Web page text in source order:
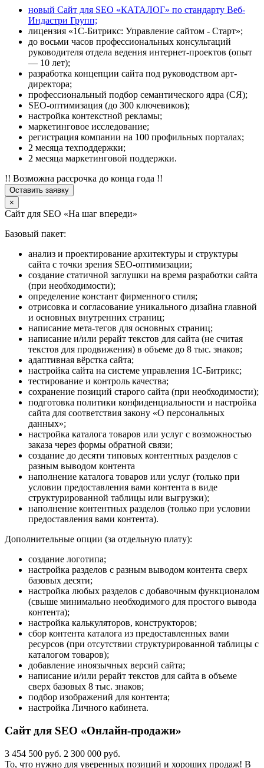
новый Сайт для SEO «КАТАЛОГ» по стандарту Веб-
Индастри Групп;
лицензия «1С-Битрикс: Управление сайтом - Старт»;
до восьми часов профессиональных консультаций
руководителя отдела ведения интернет-проектов (опыт
— 10 лет);
разработка концепции сайта под руководством арт-
директора;
профессиональный подбор семантического ядра (СЯ);
SEO-оптимизация (до 300 ключевиков);
настройка контекстной рекламы;
маркетинговое исследование;
регистрация компании на 100 профильных порталах;
2 месяца техподдержки;
2 месяца маркетинговой поддержки.
!! Возможна рассрочка до конца года !!
Оставить заявку
×
Сайт для SEO «На шаг впереди»
Базовый пакет:
анализ и проектирование архитектуры и структуры
сайта с точки зрения SEO-оптимизации;
создание статичной заглушки на время разработки сайта
(при необходимости);
определение констант фирменного стиля;
отрисовка и согласование уникального дизайна главной
и основных внутренних страниц;
написание мета-тегов для основных страниц;
написание и/или рерайт текстов для сайта (не считая
текстов для продвижения) в объеме до 8 тыс. знаков;
адаптивная вёрстка сайта;
настройка сайта на системе управления 1С-Битрикс;
тестирование и контроль качества;
сохранение позиций старого сайта (при необходимости);
подготовка политики конфиденциальности и настройка
сайта для соответствия закону «О персональных
данных»;
настройка каталога товаров или услуг с возможностью
заказа через формы обратной связи;
создание до десяти типовых контентных разделов с
разным выводом контента
наполнение каталога товаров или услуг (только при
условии предоставления вами контента в виде
структурированной таблицы или выгрузки);
наполнение контентных разделов (только при условии
предоставления вами контента).
Дополнительные опции (за отдельную плату):
создание логотипа;
настройка разделов с разным выводом контента сверх
базовых десяти;
настройка любых разделов с добавочным функционалом
(свыше минимально необходимого для простого вывода
контента);
настройка калькуляторов, конструкторов;
сбор контента каталога из предоставленных вами
ресурсов (при отсутствии структурированной таблицы с
каталогом товаров);
добавление иноязычных версий сайта;
написание и/или рерайт текстов для сайта в объеме
сверх базовых 8 тыс. знаков;
подбор изображений для контента;
настройка Личного кабинета.
Сайт для SEO «Онлайн-продажи»
3 454 500 руб. 2 300 000 руб.
То, что нужно для уверенных позиций и хороших продаж! В